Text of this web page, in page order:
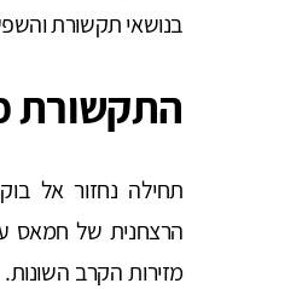
בנושאי תקשורת
התקשורת
הרצחנית של חמאס על
מזירות הקרב